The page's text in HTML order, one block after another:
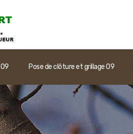
Pose de clôture et grillage 09